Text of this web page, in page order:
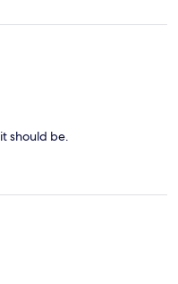
should be.